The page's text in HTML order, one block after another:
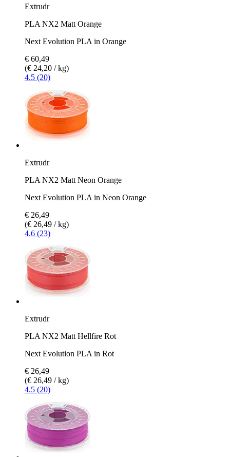
Extrudr
PLA NX2 Matt Orange
Next Evolution PLA in Orange
€ 60,49
(€ 24,20 / kg)
4.5 (20)
Extrudr
PLA NX2 Matt Neon Orange
Next Evolution PLA in Neon Orange
€ 26,49
(€ 26,49 / kg)
4.6 (23)
Extrudr
PLA NX2 Matt Hellfire Rot
Next Evolution PLA in Rot
€ 26,49
(€ 26,49 / kg)
4.5 (20)